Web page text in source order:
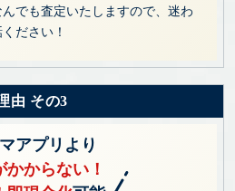
でも査定いたしますので、迷わ
ださい！
由 その3
アプリより
かからない！